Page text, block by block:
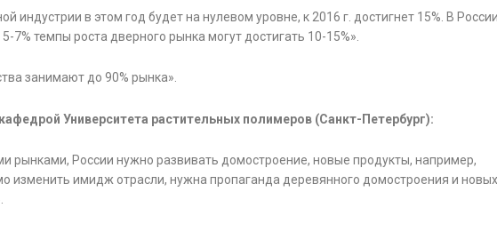
индустрии в этом год будет на нулевом уровне, к 2016 г. достигнет 15%. В
7% темпы роста дверного рынка могут достигать 10-15%».
занимают до 90% рынка».
Университета растительных полимеров (Санкт-Петербург):
рынками, России нужно развивать домостроение, новые продукты, например,
изменить имидж отрасли, нужна пропаганда деревянного домостроения и новых